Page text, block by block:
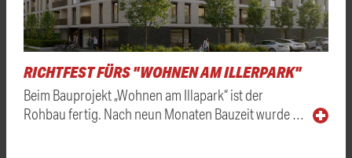
RICHTFEST FÜRS "WOHNEN AM ILLERPARK"
Beim Bauprojekt „Wohnen am Illapark“ ist der
Rohbau fertig. Nach neun Monaten Bauzeit wurde …